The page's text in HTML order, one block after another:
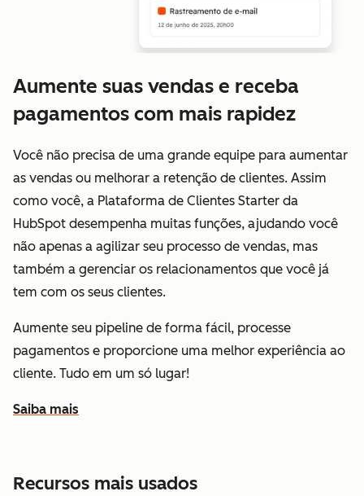
Aumente suas vendas e receba
pagamentos com mais rapidez
Você não precisa de uma grande equipe para aumentar
as vendas ou melhorar a retenção de clientes. Assim
como você, a Plataforma de Clientes Starter da
HubSpot desempenha muitas funções, ajudando você
não apenas a agilizar seu processo de vendas, mas
também a gerenciar os relacionamentos que você já
tem com os seus clientes.
Aumente seu pipeline de forma fácil, processe
pagamentos e proporcione uma melhor experiência ao
cliente. Tudo em um só lugar!
Saiba mais
sobre como a HubSpot ajuda você a aumentar as
Recursos mais usados